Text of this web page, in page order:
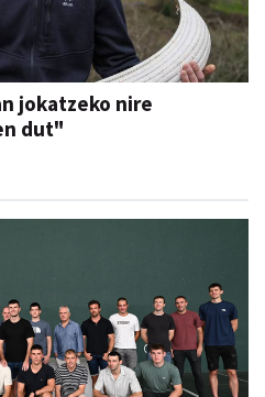
jokatzeko nire
dut"